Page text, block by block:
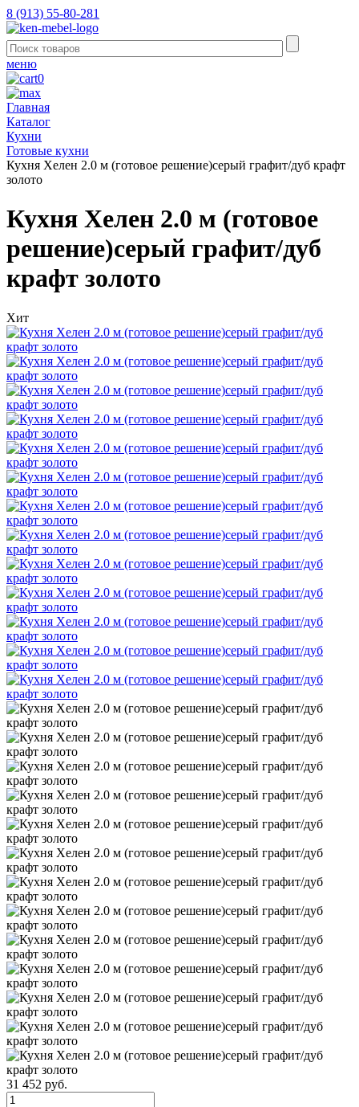
8 (913) 55-80-281
меню
0
Главная
Каталог
Кухни
Готовые кухни
Кухня Хелен 2.0 м (готовое решение)серый графит/дуб крафт
золото
Кухня Хелен 2.0 м (готовое
решение)серый графит/дуб
крафт золото
Хит
31 452 руб.